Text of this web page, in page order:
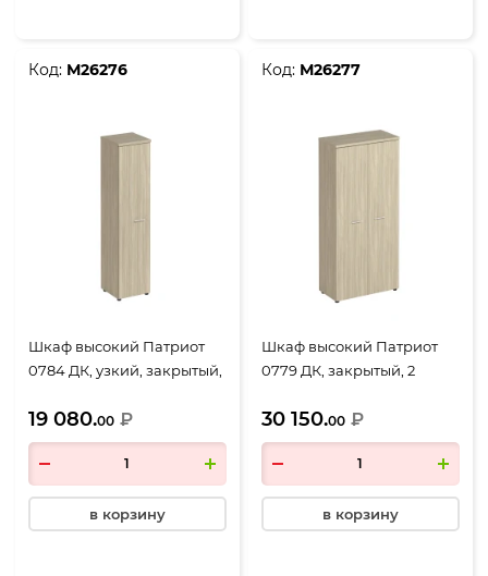
Код: М26276
Шкаф высокий Патриот
0784 ДК, узкий, закрытый,
скандинавский
19 080.00 ₽
в корзину
Код: М26277
Шкаф высокий Патриот
0779 ДК, закрытый, 2
скандинавский
30 150.00 ₽
в корзину